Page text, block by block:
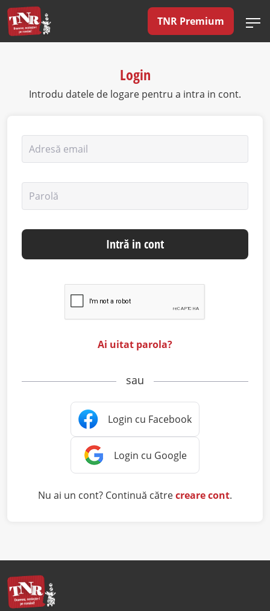
TNR Premium
Login
Introdu datele de logare pentru a intra in cont.
Adresă email
Parolă
Intră in cont
Ai uitat parola?
sau
Nu ai un cont? Continuă cătrecreare cont.